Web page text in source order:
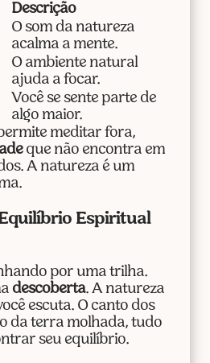
Descrição
O som da natureza
acalma a mente.
O ambiente natural
ajuda a focar.
Você se sente parte de
algo maior.
meditar fora,
que não encontra em
A natureza é um
Espiritual
por uma trilha.
descoberta. A natureza
escuta. O canto dos
da terra molhada, tudo
seu equilíbrio.